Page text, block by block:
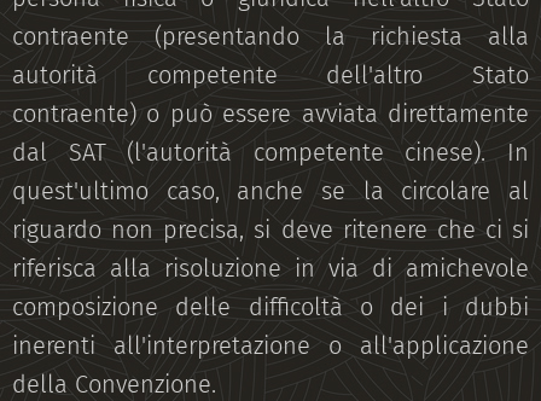
contraente (presentando la richiesta alla
autorità competente dell'altro Stato
contraente) o può essere avviata direttamente
dal SAT (l'autorità competente cinese). In
quest'ultimo caso, anche se la circolare al
riguardo non precisa, si deve ritenere che ci si
riferisca alla risoluzione in via di amichevole
composizione delle difficoltà o dei i dubbi
inerenti all'interpretazione o all'applicazione
della Convenzione.